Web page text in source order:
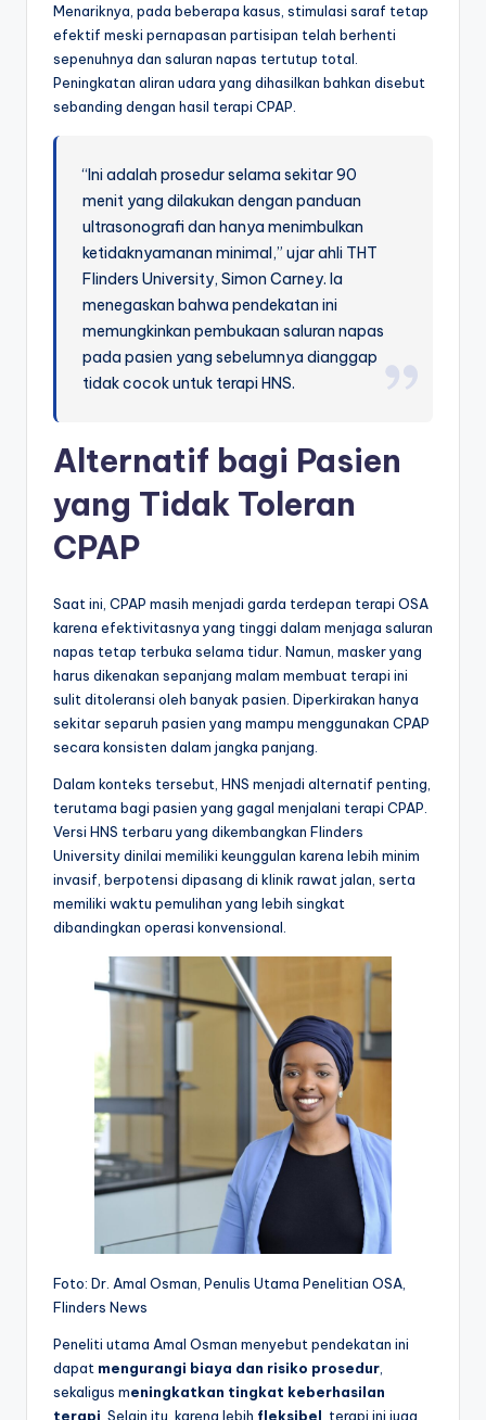
Menariknya, pada beberapa kasus, stimulasi saraf tetap
efektif meski pernapasan partisipan telah berhenti
sepenuhnya dan saluran napas tertutup total.
Peningkatan aliran udara yang dihasilkan bahkan disebut
sebanding dengan hasil terapi CPAP.
“Ini adalah prosedur selama sekitar 90
menit yang dilakukan dengan panduan
ultrasonografi dan hanya menimbulkan
ketidaknyamanan minimal,” ujar ahli THT
Flinders University, Simon Carney. Ia
menegaskan bahwa pendekatan ini
memungkinkan pembukaan saluran napas
pada pasien yang sebelumnya dianggap
tidak cocok untuk terapi HNS.
Alternatif bagi Pasien
yang Tidak Toleran
CPAP
Saat ini, CPAP masih menjadi garda terdepan terapi OSA
karena efektivitasnya yang tinggi dalam menjaga saluran
napas tetap terbuka selama tidur. Namun, masker yang
harus dikenakan sepanjang malam membuat terapi ini
sulit ditoleransi oleh banyak pasien. Diperkirakan hanya
sekitar separuh pasien yang mampu menggunakan CPAP
secara konsisten dalam jangka panjang.
Dalam konteks tersebut, HNS menjadi alternatif penting,
terutama bagi pasien yang gagal menjalani terapi CPAP.
Versi HNS terbaru yang dikembangkan Flinders
University dinilai memiliki keunggulan karena lebih minim
invasif, berpotensi dipasang di klinik rawat jalan, serta
memiliki waktu pemulihan yang lebih singkat
dibandingkan operasi konvensional.
Foto: Dr. Amal Osman, Penulis Utama Penelitian OSA,
Flinders News
Peneliti utama Amal Osman menyebut pendekatan ini
dapat mengurangi biaya dan risiko prosedur,
sekaligus meningkatkan tingkat keberhasilan
terapi . Selain itu, karena lebih fleksibel , terapi ini juga